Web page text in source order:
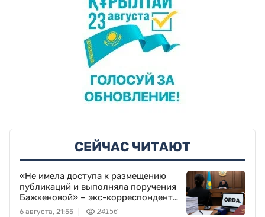
СЕЙЧАС ЧИТАЮТ
«Не имела доступа к размещению
публикаций и выполняла поручения
Бажкеновой» – экс-корреспондент
Orda.kz Дуйсенова
6 августа, 21:55 24156